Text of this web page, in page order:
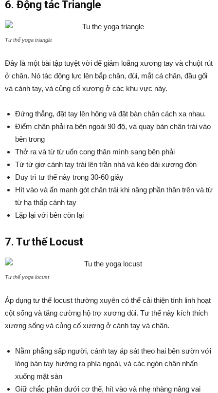
6. Động tác Triangle
Tư thế yoga triangle
Đây là một bài tập tuyệt vời để giảm loãng xương tay và chuột rút
ở chân. Nó tác động lực lên bắp chân, đùi, mắt cá chân, đầu gối
và cánh tay, và củng cố xương ở các khu vực này.
Đứng thẳng, đặt tay lên hông và đặt bàn chân cách xa nhau.
Điểm chân phải ra bên ngoài 90 độ, và quay bàn chân trái vào
bên trong
Thở ra và từ từ uốn cong thân mình sang bên phải
Từ từ giơ cánh tay trái lên trần nhà và kéo dài xương đòn
Duy trì tư thế này trong 30-60 giây
Hít vào và ấn mạnh gót chân trái khi nâng phần thân trên và từ
từ hạ thấp cánh tay
Lặp lại với bên còn lại
7. Tư thế Locust
Tư thế yoga locust
Áp dụng tư thế locust thường xuyên có thể cải thiện tính linh hoạt
cột sống và tăng cường hộ trợ xương đùi. Tư thế này kích thích
xương sống và củng cố xương ở cánh tay và chân.
Nằm phẳng sấp người, cánh tay áp sát theo hai bên sườn với
lòng bàn tay hướng ra phía ngoài, và các ngón chân nhấn
xuống mặt sàn
Giữ chắc phần dưới cơ thể, hít vào và nhẹ nhàng nâng vai